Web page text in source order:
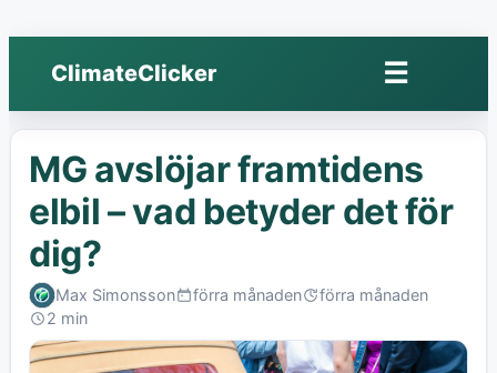
ClimateClicker ☰Öppna
meny
MG avslöjar framtidens
elbil – vad betyder det för
dig?
Max SimonssonPublished:
förra månadenLastförra månaden
Read:2 min